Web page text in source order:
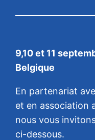
9,10 et 11
Belgique
En partenariat
et en association
nous vous
ci-dessous.